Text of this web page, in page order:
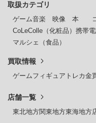
取扱カテゴリ
ゲーム音楽 映像 本
CoLeColle（化粧品） 携帯
マルシェ（食品）
買取情報
ゲームフィギュア トレカ金
店舗一覧
東北地方関東地方東海地方